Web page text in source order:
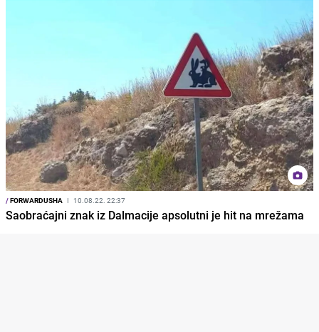
/FORWARDUSHA I 10.08.22. 22:37
Saobraćajni znak iz Dalmacije apsolutni je hit na mrežama